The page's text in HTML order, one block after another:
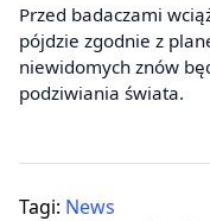
Przed badaczami
pójdzie zgodnie z
niewidomych znów
podziwiania świata.
Tagi: News